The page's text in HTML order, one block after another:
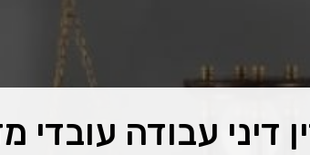
דיני עבודה עובדי